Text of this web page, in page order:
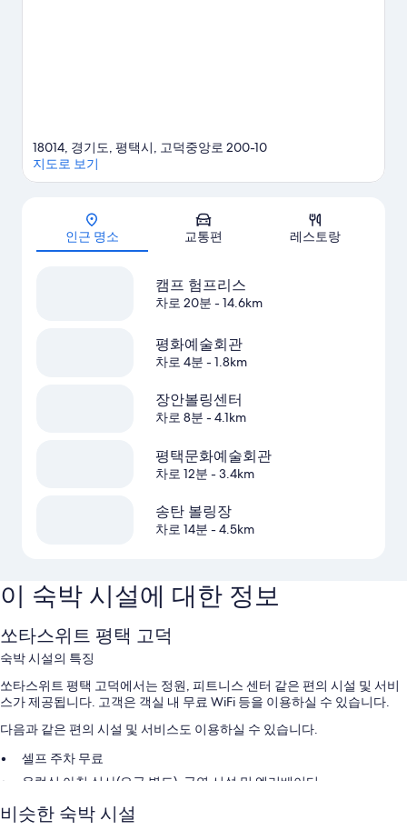
지도
18014, 경기도, 평택시, 고덕중앙로 200-10
지도로 보기
인근 명소 교통편 레스토랑
캠프 험프리스
차로 20분 - 14.6km
평화예술회관
차로 4분 - 1.8km
장안볼링센터
차로 8분 - 4.1km
평택문화예술회관
차로 12분 - 3.4km
송탄 볼링장
차로 14분 - 4.5km
이 숙박 시설에 대한 정보
쏘타스위트 평택 고덕
숙박 시설의 특징
쏘타스위트 평택 고덕에서는 정원, 피트니스 센터 같은 편의 시설 및 서비
스가 제공됩니다. 고객은 객실 내 무료 WiFi 등을 이용하실 수 있습니다.
다음과 같은 편의 시설 및 서비스도 이용하실 수 있습니다.
셀프 주차 무료
유럽식 아침 식사(요금 별도), 금연 시설 및 엘리베이터
회의실
비슷한 숙박 시설